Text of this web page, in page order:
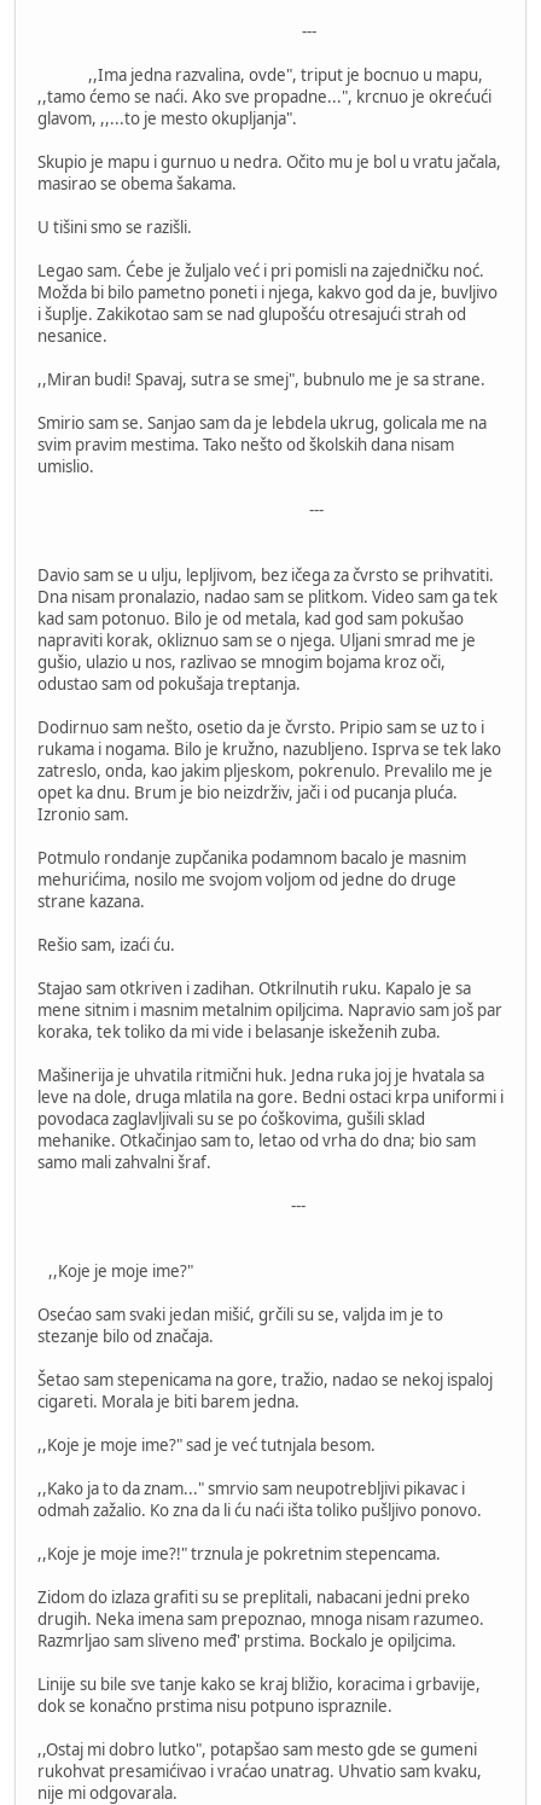
---
,,Ima jedna razvalina, ovde", triput je bocnuo u mapu,
,,tamo ćemo se naći. Ako sve propadne...", krcnuo je okrećući
glavom, ,,...to je mesto okupljanja".
Skupio je mapu i gurnuo u nedra. Očito mu je bol u vratu jačala,
masirao se obema šakama.
U tišini smo se razišli.
Legao sam. Ćebe je žuljalo već i pri pomisli na zajedničku noć.
Možda bi bilo pametno poneti i njega, kakvo god da je, buvljivo
i šuplje. Zakikotao sam se nad glupošću otresajući strah od
nesanice.
,,Miran budi! Spavaj, sutra se smej", bubnulo me je sa strane.
Smirio sam se. Sanjao sam da je lebdela ukrug, golicala me na
svim pravim mestima. Tako nešto od školskih dana nisam
umislio.
---
Davio sam se u ulju, lepljivom, bez ičega za čvrsto se prihvatiti.
Dna nisam pronalazio, nadao sam se plitkom. Video sam ga tek
kad sam potonuo. Bilo je od metala, kad god sam pokušao
napraviti korak, okliznuo sam se o njega. Uljani smrad me je
gušio, ulazio u nos, razlivao se mnogim bojama kroz oči,
odustao sam od pokušaja treptanja.
Dodirnuo sam nešto, osetio da je čvrsto. Pripio sam se uz to i
rukama i nogama. Bilo je kružno, nazubljeno. Isprva se tek lako
zatreslo, onda, kao jakim pljeskom, pokrenulo. Prevalilo me je
opet ka dnu. Brum je bio neizdrživ, jači i od pucanja pluća.
Izronio sam.
Potmulo rondanje zupčanika podamnom bacalo je masnim
mehurićima, nosilo me svojom voljom od jedne do druge
strane kazana.
Rešio sam, izaći ću.
Stajao sam otkriven i zadihan. Otkrilnutih ruku. Kapalo je sa
mene sitnim i masnim metalnim opiljcima. Napravio sam još par
koraka, tek toliko da mi vide i belasanje iskeženih zuba.
Mašinerija je uhvatila ritmični huk. Jedna ruka joj je hvatala sa
leve na dole, druga mlatila na gore. Bedni ostaci krpa uniformi i
povodaca zaglavljivali su se po ćoškovima, gušili sklad
mehanike. Otkačinjao sam to, letao od vrha do dna; bio sam
samo mali zahvalni šraf.
---
,,Koje je moje ime?"
Osećao sam svaki jedan mišić, grčili su se, valjda im je to
stezanje bilo od značaja.
Šetao sam stepenicama na gore, tražio, nadao se nekoj ispaloj
cigareti. Morala je biti barem jedna.
,,Koje je moje ime?" sad je već tutnjala besom.
,,Kako ja to da znam..." smrvio sam neupotrebljivi pikavac i
odmah zažalio. Ko zna da li ću naći išta toliko pušljivo ponovo.
,,Koje je moje ime?!" trznula je pokretnim stepencama.
Zidom do izlaza grafiti su se preplitali, nabacani jedni preko
drugih. Neka imena sam prepoznao, mnoga nisam razumeo.
Razmrljao sam sliveno međ' prstima. Bockalo je opiljcima.
Linije su bile sve tanje kako se kraj bližio, koracima i grbavije,
dok se konačno prstima nisu potpuno ispraznile.
,,Ostaj mi dobro lutko", potapšao sam mesto gde se gumeni
rukohvat presamićivao i vraćao unatrag. Uhvatio sam kvaku,
nije mi odgovarala.